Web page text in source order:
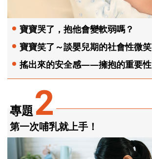
專題2
第一次哺乳就上手！
寶寶哭了，抱他會變軟弱嗎？
寶寶笑了～談嬰兒期的社會性微笑
搖出來的安全感——擁抱的重要性